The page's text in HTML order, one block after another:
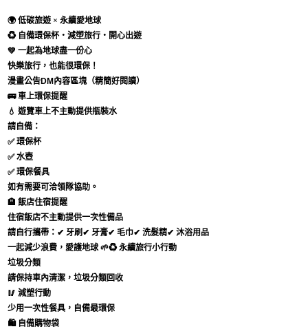
🌍低碳旅遊 × 永續愛地球
♻️ 自備環保杯・減塑旅行・開心出遊
💚 一起為地球盡一份心
快樂旅行，也能很環保！
漫畫公告DM內容區塊（精簡好閱讀）
🚌 車上環保提醒
💧遊覽車上不主動提供瓶裝水
請自備：
✅ 環保杯
✅ 水壺
✅ 環保餐具
如有需要可洽領隊協助。
🏨 飯店住宿提醒
住宿飯店不主動提供一次性備品
請自行攜帶： ✔ 牙刷✔ 牙膏✔ 毛巾✔ 洗髮精✔ 沐浴用品
一起減少浪費，愛護地球 🌱♻️ 永續旅行小行動
垃圾分類
請保持車內清潔，垃圾分類回收
🥢減塑行動
少用一次性餐具，自備最環保
🛍 自備購物袋